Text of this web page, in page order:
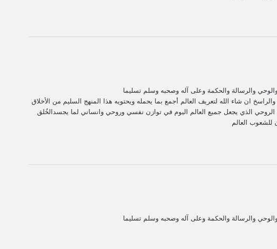
والرسالة والحكمة وعلى آله وصحبه وسلم تسليما
ان شاء الله لتعريف العالم أجمع بما يحمله ويحتويه هذا المنهج السليم من الأخلاق
الروحي الذي يجعل جميع العالم اليوم في توازن نفسي وروحي وانساني لما يجسدالخُلق
للشعوب العالم
والرسالة والحكمة وعلى آله وصحبه وسلم تسليما